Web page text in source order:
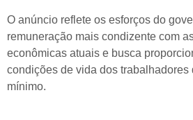
O anúncio reflete os esforços do
remuneração mais condizente com
econômicas atuais e busca
condições de vida dos trabalhadores
mínimo.